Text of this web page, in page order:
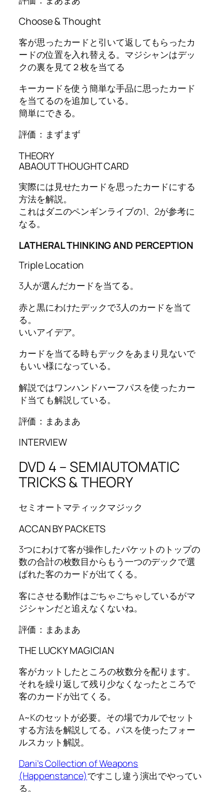
Choose & Thought
客が思ったカードと引いて返してもらったカ
ードの位置を入れ替える。マジシャンはデッ
クの裏を見て２枚を当てる
キーカードを使う簡単な手品に思ったカード
を当てるのを追加している。
簡単にできる。
評価：まずまず
THEORY
ABAOUT THOUGHT CARD
実際には見せたカードを思ったカードにする
方法を解説。
これはダニのペンギンライブの1、2が参考に
なる。
LATHERAL THINKING AND PERCEPTION
Triple Location
3人が選んだカードを当てる。
赤と黒にわけたデックで3人のカードを当て
る。
いいアイデア。
カードを当てる時もデックをあまり見ないで
もいい様になっている。
解説ではワンハンドハーフパスを使ったカー
ド当ても解説している。
評価：まあまあ
INTERVIEW
DVD 4 – SEMIAUTOMATIC
TRICKS & THEORY
セミオートマティックマジック
ACCAN BY PACKETS
3つにわけて客が操作したパケットのトップの
数の合計の枚数目からもう一つのデックで選
ばれた客のカードが出てくる。
客にさせる動作はごちゃごちゃしているがマ
ジシャンだと追えなくないね。
評価：まあまあ
THE LUCKY MAGICIAN
客がカットしたところの枚数分を配ります。
それを繰り返して残り少なくなったところで
客のカードが出てくる。
A~Kのセットが必要。その場でカルでセット
する方法を解説してる。パスを使ったフォー
ルスカット解説。
Dani’s Collection of Weapons
(Happenstance)ですこし違う演出でやってい
る。